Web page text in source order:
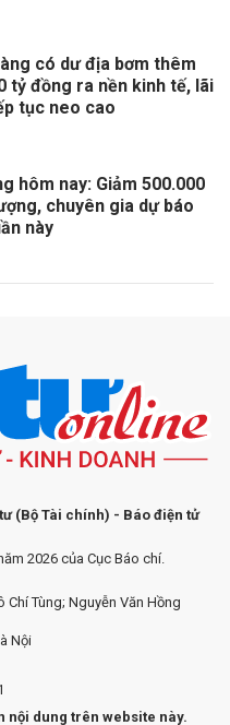
có dư địa bơm thêm
tỷ đồng ra nền kinh tế, lãi
tục neo cao
hôm nay: Giảm 500.000
chuyên gia dự báo
này
(Bộ Tài chính) - Báo điện tử
2026 của Cục Báo chí.
Chí Tùng; Nguyễn Văn Hồng
Nội
nội dung trên website này.